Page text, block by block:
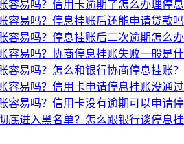
容易吗？信用卡逾期了怎么办理停
容易吗？停息挂账后还能申请贷款
容易吗？停息挂账后二次逾期怎么
容易吗？协商停息挂账失败一般是
容易吗？怎么和银行协商停息挂账？
容易吗？信用卡申请停息挂账没通
容易吗？信用卡没有逾期可以申请
底进入黑名单？怎么跟银行谈停息